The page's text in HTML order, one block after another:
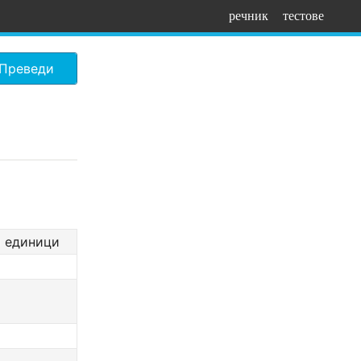
речник тестове
Преведи
единици